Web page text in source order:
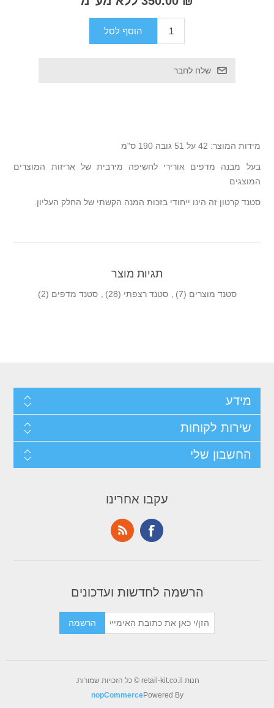
מידות המוצר: 42 על 51 גובה 190 ס"מ
בעל מבנה מדפים אורירי לחשיפה מירבית של אריזות המוצרים
המוצגים
סטנד קרטון זה הינו ייחודי בזכות המנה הקשתי של החלק העליון.
תגיות מוצר
סטנד מוצרים (7) סטנד רצפתי (28) סטנד מדפים (2)
מידע
שירות לקוחות
החשבון שלי
עקבו אחרינו
הרשמה לחדשות ועדכונים
חנות retail-kit.co.il © כל הזכויות שמורות.
Powered By
nopCommerce